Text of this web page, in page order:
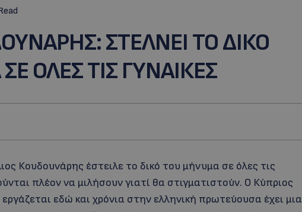
ΣΤΕΛΝΕΙ ΤΟ ΔΙΚΟ
ΟΛΕΣ ΤΙΣ ΓΥΝΑΙΚΕΣ
Κουδουνάρης έστειλε το δικό του μήνυμα σε όλες τις
πλέον να μιλήσουν γιατί θα στιγματιστούν. Ο Κύπριος
εδώ και χρόνια στην ελληνική πρωτεύουσα έχει μια